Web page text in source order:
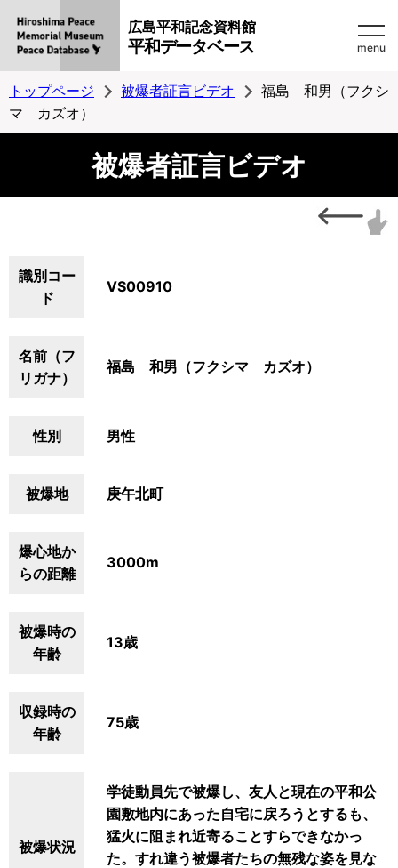
広島平和記念資料館
平和データベース menu
トップページ 被爆者証言ビデオ
福島 和男（フクシ
マ カズオ）
被爆者証言ビデオ
識別コー
ド
VS00910
名前（フ
リガナ）
福島 和男（フクシマ カズオ）
性別 男性
被爆地 庚午北町
爆心地か
らの距離
3000m
被爆時の
年齢
13歳
収録時の
年齢
75歳
被爆状況
学徒動員先で被爆し、友人と現在の平和公
園敷地内にあった自宅に戻ろうとするも、
猛火に阻まれ近寄ることすらできなかっ
た。すれ違う被爆者たちの無残な姿を見な